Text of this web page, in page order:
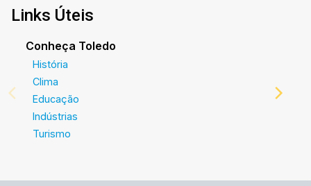
Links Úteis
Conheça Toledo
História
Clima
Educação
Indústrias
Turismo